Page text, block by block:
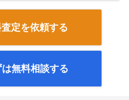
定を依頼する
は無料相談する